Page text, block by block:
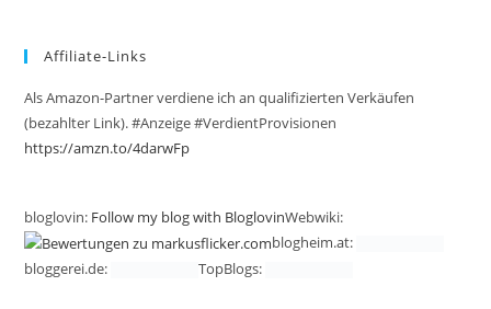
Affiliate-Links
Als Amazon-Partner verdiene ich an qualifizierten Verkäufen
(bezahlter Link). #Anzeige #VerdientProvisionen
https://amzn.to/4darwFp
bloglovin: Follow my blog with BloglovinWebwiki:
blogheim.at:
bloggerei.de:
TopBlogs: